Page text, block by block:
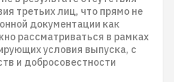
третьих лиц, что прямо не
документации как
рассматриваться в рамках
условия выпуска, с
и добросовестности